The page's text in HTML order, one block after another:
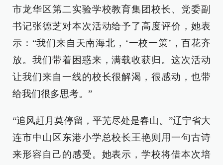
市龙华区第二实验学校教育集团校长、党委副
书记张德芝对本次活动给予了高度评价，她表
示：“我们来自天南海北，‘一校一策’，百花齐
放。我们带着困惑来，满载收获归。这次活动
让我们来自一线的校长很解渴，很感动，也带
给我们很多思考。”
“追风赶月莫停留，平芜尽处是春山。”辽宁省大
连市中山区东港小学总校长王艳则用一句古诗
来形容自己的感受。她表示，学校将借本次培